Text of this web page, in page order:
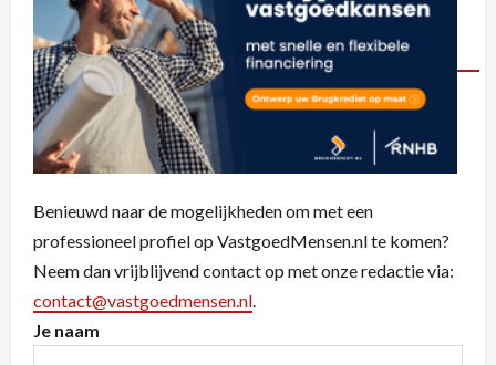
Benieuwd naar de mogelijkheden om met een
professioneel profiel op VastgoedMensen.nl te komen?
Neem dan vrijblijvend contact op met onze redactie via:
contact@vastgoedmensen.nl
Je naam